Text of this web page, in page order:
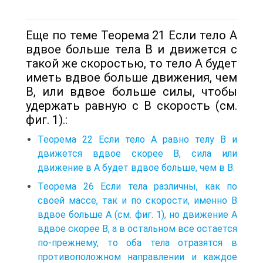
Еще по теме Теорема 21 Если тело А
вдвое больше тела В и движется с
такой же скоростью, то тело А будет
иметь вдвое больше движения, чем
В, или вдвое больше силы, чтобы
удержать равную с В скорость (см.
фиг. 1).:
Теорема 22 Если тело А равно телу В и
движется вдвое скорее В, сила или
движение в А будет вдвое больше, чем в В.
Теорема 26 Если тела различны, как по
своей массе, так и по скорости, именно В
вдвое больше А (см. фиг. 1), но движение А
вдвое скорее В, а в остальном все остается
по-прежнему, то оба тела отразятся в
противоположном направлении и каждое